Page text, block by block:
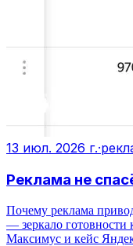
13 июл. 2026 г.·
Реклама не
Почему реклама
— зеркало готовности
Максимус и кейс